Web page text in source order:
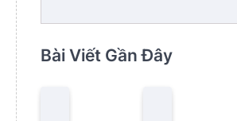
Bài Viết Gần Đây